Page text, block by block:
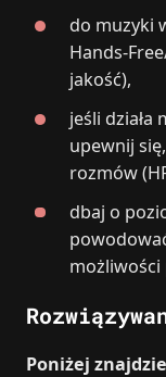
do muzyki
jakość),
jeśli działa
upewnij
rozmów
dbaj o
Poniżej